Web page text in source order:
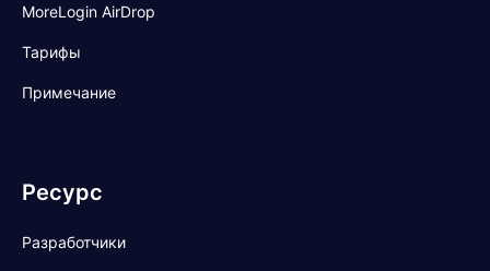
MoreLogin AirDrop
Тарифы
Примечание
Ресурс
Разработчики